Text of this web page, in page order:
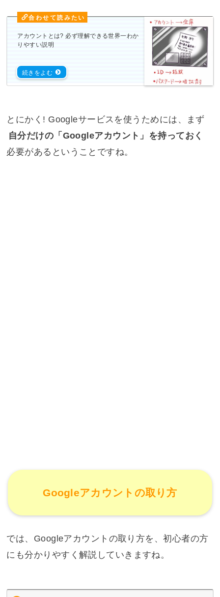
アカウントとは? 必ず理解できる世界一わか
りやすい説明
とにかく! Googleサービスを使うためには、まず
自分だけの「Googleアカウント」を持っておく
必要があるということですね。
Googleアカウントの取り方
では、Googleアカウントの取り方を、初心者の方
にも分かりやすく解説していきますね。